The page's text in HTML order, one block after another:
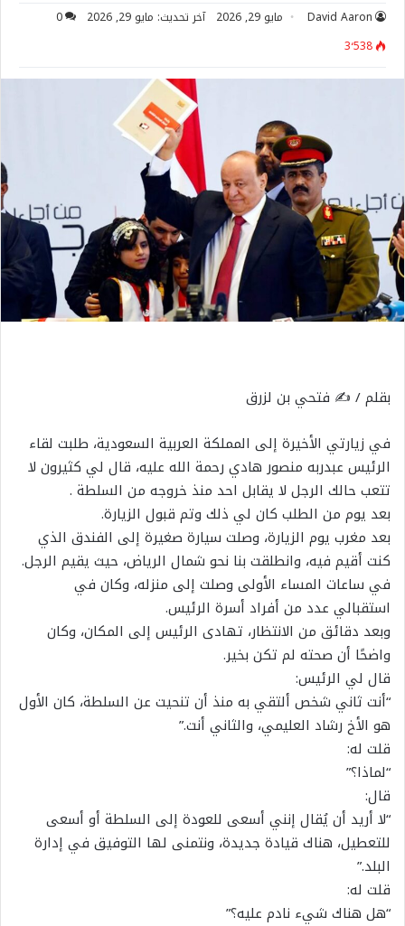
David Aaron مايو 29, 2026 آخر تحديث: مايو 29, 2026
0
3٬538
بقلم / ✍️ فتحي بن لزرق
في زيارتي الأخيرة إلى المملكة العربية السعودية، طلبت لقاء
الرئيس عبدربه منصور هادي رحمة الله عليه، قال لي كثيرون لا
تتعب حالك الرجل لا يقابل احد منذ خروجه من السلطة .
بعد يوم من الطلب كان لي ذلك وتم قبول الزيارة.
بعد مغرب يوم الزيارة، وصلت سيارة صغيرة إلى الفندق الذي
كنت أقيم فيه، وانطلقت بنا نحو شمال الرياض، حيث يقيم الرجل.
في ساعات المساء الأولى وصلت إلى منزله، وكان في
استقبالي عدد من أفراد أسرة الرئيس.
وبعد دقائق من الانتظار، تهادى الرئيس إلى المكان، وكان
واضحًا أن صحته لم تكن بخير.
قال لي الرئيس:
“أنت ثاني شخص ألتقي به منذ أن تنحيت عن السلطة، كان الأول
هو الأخ رشاد العليمي، والثاني أنت.”
قلت له:
“لماذا؟”
قال:
“لا أريد أن يُقال إنني أسعى للعودة إلى السلطة أو أسعى
للتعطيل، هناك قيادة جديدة، ونتمنى لها التوفيق في إدارة
البلد.”
قلت له:
“هل هناك شيء نادم عليه؟”